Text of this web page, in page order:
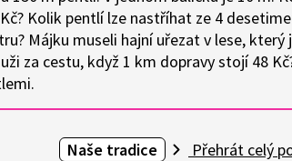
Kolik pentlí lze nastříhat ze 4
Májku museli hajní uřezat v lese, který
za cestu, když 1 km dopravy stojí 48
Naše tradice Přehrát celý